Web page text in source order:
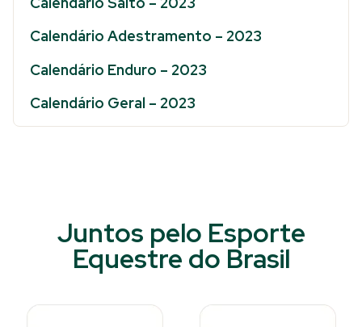
Calendário Adestramento – 2023
Calendário Enduro – 2023
Calendário Geral – 2023
Juntos pelo Esporte
Equestre do Brasil